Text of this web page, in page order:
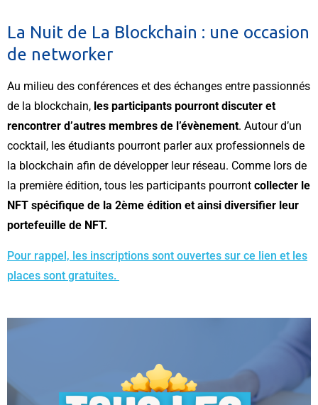
La Nuit de La Blockchain : une occasion
de networker
Au milieu des conférences et des échanges entre passionnés
de la blockchain, les participants pourront discuter et
rencontrer d’autres membres de l’évènement. Autour d’un
cocktail, les étudiants pourront parler aux professionnels de
la blockchain afin de développer leur réseau. Comme lors de
la première édition, tous les participants pourront collecter le
NFT spécifique de la 2ème édition et ainsi diversifier leur
portefeuille de NFT.
Pour rappel, les inscriptions sont ouvertes sur ce lien et les
places sont gratuites.